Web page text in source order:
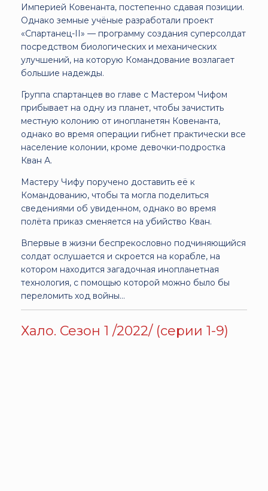
Империей Ковенанта, постепенно сдавая позиции.
Однако земные учёные разработали проект
«Спартанец-II» — программу создания суперсолдат
посредством биологических и механических
улучшений, на которую Командование возлагает
большие надежды.
Группа спартанцев во главе с Мастером Чифом
прибывает на одну из планет, чтобы зачистить
местную колонию от инопланетян Ковенанта,
однако во время операции гибнет практически все
население колонии, кроме девочки-подростка
Кван А.
Мастеру Чифу поручено доставить её к
Командованию, чтобы та могла поделиться
сведениями об увиденном, однако во время
полёта приказ сменяется на убийство Кван.
Впервые в жизни беспрекословно подчиняющийся
солдат ослушается и скроется на корабле, на
котором находится загадочная инопланетная
технология, с помощью которой можно было бы
переломить ход войны…
Хало. Сезон 1 /2022/ (серии 1-9)